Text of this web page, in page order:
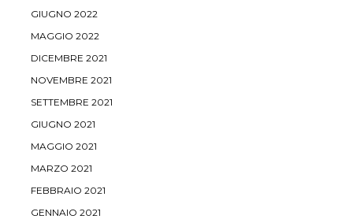
GIUGNO 2022
MAGGIO 2022
DICEMBRE 2021
NOVEMBRE 2021
SETTEMBRE 2021
GIUGNO 2021
MAGGIO 2021
MARZO 2021
FEBBRAIO 2021
GENNAIO 2021